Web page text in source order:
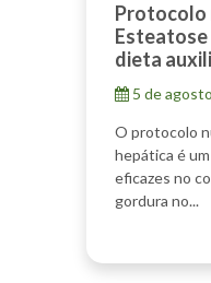
Protocolo
Esteatose
dieta
5 de
O protocolo
hepática é
eficazes no
gordura no...